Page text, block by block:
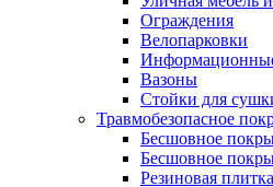
Ограждения
Велопарковки
Вазоны
Стойки для
Травмобезопасное
Бесшовное
Бесшовное
Резиновая плитка